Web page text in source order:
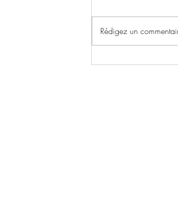
Rédigez un